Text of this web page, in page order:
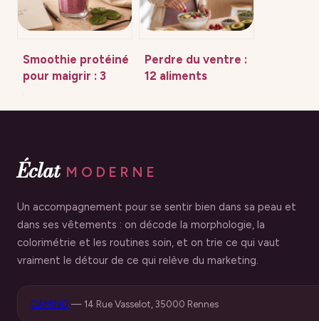
Smoothie protéiné
pour maigrir : 3
stopper les
Perdre du ventre :
12 aliments
l’erreur
Éclat MODERNE
Un accompagnement pour se sentir bien dans sa peau et
dans ses vêtements : on décode la morphologie, la
colorimétrie et les routines soin, et on trie ce qui vaut
vraiment le détour de ce qui relève du marketing.
CAMINO —14 Rue Vasselot, 35000 Rennes